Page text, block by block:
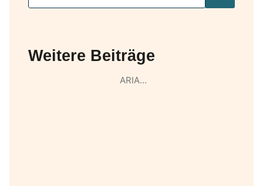
Weitere Beiträge
ARIA…